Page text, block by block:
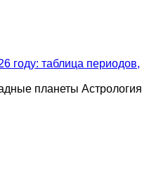
году: таблица периодов,
планеты Астрология